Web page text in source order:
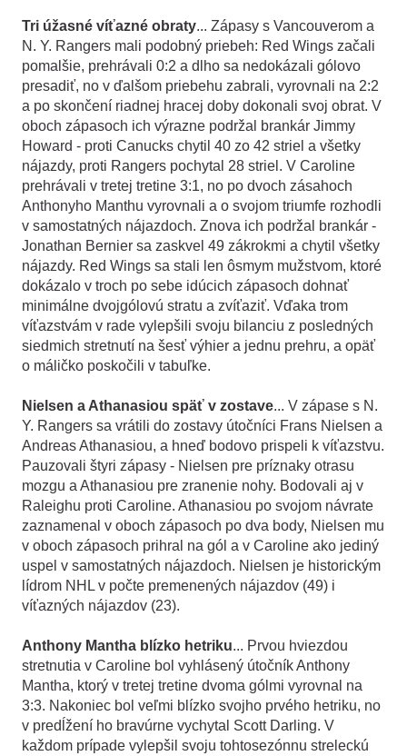
Tri úžasné víťazné obraty... Zápasy s Vancouverom a
N. Y. Rangers mali podobný priebeh: Red Wings začali
pomalšie, prehrávali 0:2 a dlho sa nedokázali gólovo
presadiť, no v ďalšom priebehu zabrali, vyrovnali na 2:2
a po skončení riadnej hracej doby dokonali svoj obrat. V
oboch zápasoch ich výrazne podržal brankár Jimmy
Howard - proti Canucks chytil 40 zo 42 striel a všetky
nájazdy, proti Rangers pochytal 28 striel. V Caroline
prehrávali v tretej tretine 3:1, no po dvoch zásahoch
Anthonyho Manthu vyrovnali a o svojom triumfe rozhodli
v samostatných nájazdoch. Znova ich podržal brankár -
Jonathan Bernier sa zaskvel 49 zákrokmi a chytil všetky
nájazdy. Red Wings sa stali len ôsmym mužstvom, ktoré
dokázalo v troch po sebe idúcich zápasoch dohnať
minimálne dvojgólovú stratu a zvíťaziť. Vďaka trom
víťazstvám v rade vylepšili svoju bilanciu z posledných
siedmich stretnutí na šesť výhier a jednu prehru, a opäť
o máličko poskočili v tabuľke.
Nielsen a Athanasiou späť v zostave... V zápase s N.
Y. Rangers sa vrátili do zostavy útočníci Frans Nielsen a
Andreas Athanasiou, a hneď bodovo prispeli k víťazstvu.
Pauzovali štyri zápasy - Nielsen pre príznaky otrasu
mozgu a Athanasiou pre zranenie nohy. Bodovali aj v
Raleighu proti Caroline. Athanasiou po svojom návrate
zaznamenal v oboch zápasoch po dva body, Nielsen mu
v oboch zápasoch prihral na gól a v Caroline ako jediný
uspel v samostatných nájazdoch. Nielsen je historickým
lídrom NHL v počte premenených nájazdov (49) i
víťazných nájazdov (23).
Anthony Mantha blízko hetriku... Prvou hviezdou
stretnutia v Caroline bol vyhlásený útočník Anthony
Mantha, ktorý v tretej tretine dvoma gólmi vyrovnal na
3:3. Nakoniec bol veľmi blízko svojho prvého hetriku, no
v predĺžení ho bravúrne vychytal Scott Darling. V
každom prípade vylepšil svoju tohtosezónnu streleckú